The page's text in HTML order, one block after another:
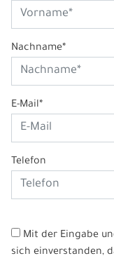
Nachname*
E-Mail*
Telefon
Mit der Eingabe
sich einverstanden,